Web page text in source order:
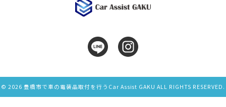
© 2026 豊橋市で車の電装品取付を行うCar Assist GAKU ALL RIGHTS RESERVED.